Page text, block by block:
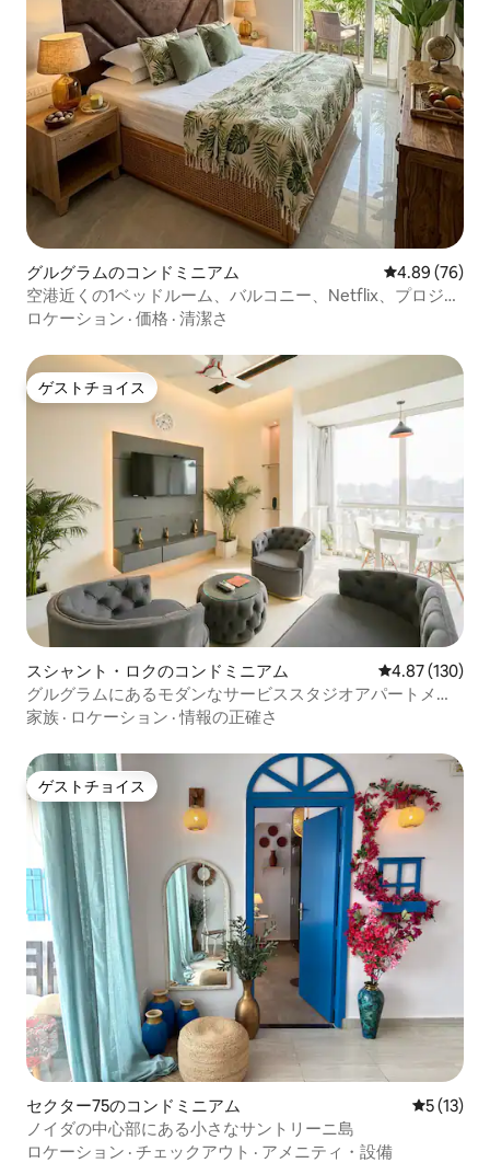
グルグラムのコンドミニアム レビュー76
4.89 (76)
空港近くの1ベッドルーム、バルコニー、Netflix、プロジェ
クター＆ゲーム付き
ロケーション · 価格 · 清潔さ
ゲストチョイス
ゲストチョイス
スシャント・ロクのコンドミニアム レビュー130
4.87 (130)
グルグラムにあるモダンなサービススタジオアパートメン
ト
家族 · ロケーション ·情報の正確さ
ゲストチョイス
ゲストチョイス
セクター75のコンドミニアム レビュー
5 (13)
ノイダの中心部にある小さなサントリーニ島
ロケーション · チェックアウト · アメニティ・設備